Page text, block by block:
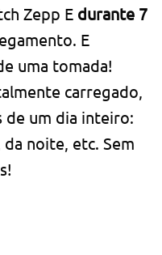
Zepp E durante 7
E
uma tomada!
carregado,
de um dia inteiro:
noite, etc. Sem